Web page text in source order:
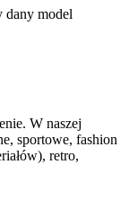
dany model
W naszej
sportowe, fashion
retro,